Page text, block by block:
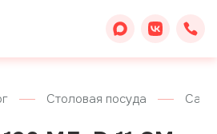
Столовая посуда